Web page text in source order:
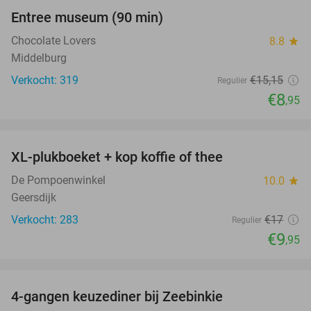
Entree museum (90 min)
Chocolate Lovers 8.8 star
Middelburg
Verkocht: 319
Regulier €15,15
€8,95
XL-plukboeket + kop koffie of thee
De Pompoenwinkel 10.0 star
Geersdijk
Verkocht: 283
Regulier €17
€9,95
4-gangen keuzediner bij Zeebinkie